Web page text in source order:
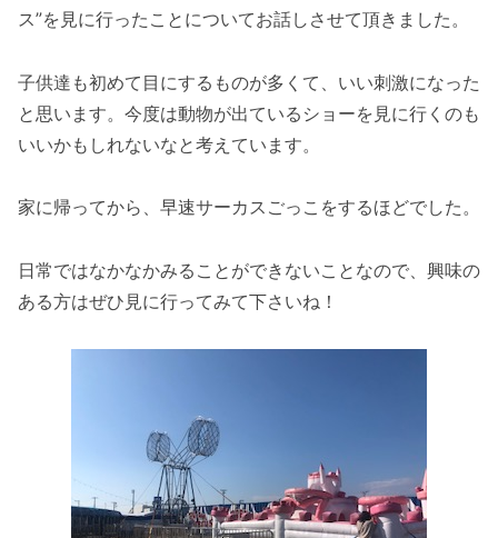
ス”を見に行ったことについてお話しさせて頂きました。
子供達も初めて目にするものが多くて、いい刺激になった
と思います。今度は動物が出ているショーを見に行くのも
いいかもしれないなと考えています。
家に帰ってから、早速サーカスごっこをするほどでした。
日常ではなかなかみることができないことなので、興味の
ある方はぜひ見に行ってみて下さいね！